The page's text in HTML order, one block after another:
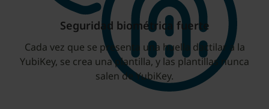
Seguridad biométrica fuerte
Cada vez que se presenta una huella dactilar a la
YubiKey, se crea una plantilla, y las plantillas nunca
salen de YubiKey.